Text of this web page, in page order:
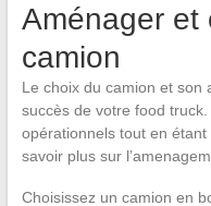
Aménager et
camion
Le choix du camion et
succès de votre food
opérationnels tout en
savoir plus sur
Choisissez un camion en